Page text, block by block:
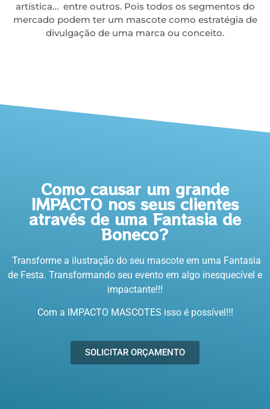
artística… entre outros. Pois todos os segmentos do
mercado podem ter um mascote como estratégia de
divulgação de uma marca ou conceito.
Como causar um grande
IMPACTO nos seus clientes
através de uma Fantasia de
Boneco?
Transforme a ilustração do seu mascote em uma Fantasia
de Festa. Transformando seu evento em algo inesquecível e
impactante!!!
Com a IMPACTO MASCOTES isso é possível!!!
SOLICITAR ORÇAMENTO